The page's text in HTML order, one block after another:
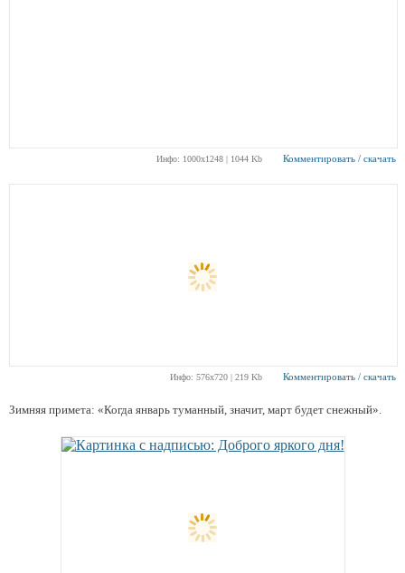
Инфо: 1000х1248 | 1044 Kb Комментировать / скачать
Инфо: 576х720 | 219 Kb Комментировать / скачать
Зимняя примета: «Когда январь туманный, значит, март будет снежный».